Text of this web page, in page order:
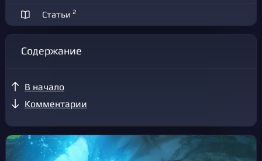
Статьи 2
Содержание
В начало
Комментарии